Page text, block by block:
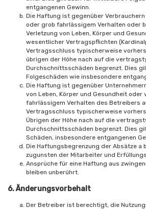
entgangenen Gewinn.
Die Haftung ist gegenüber
oder grob fahrlässigem Verhalten oder
Verletzung von Leben, Körper und
wesentlicher Vertragspflichten
Vertragsschluss typischerweise
übrigen der Höhe nach auf die
Durchschnittsschäden begrenzt. Dies
Folgeschäden wie insbesondere
Die Haftung ist gegenüber
von Leben, Körper und Gesundheit
fahrlässigem Verhalten des Betreibers
Vertragsschluss typischerweise
Übrigen der Höhe nach auf die
Durchschnittsschäden begrenzt. Dies
Schäden, insbesondere entgangenen
Die Haftungsbegrenzung der Absätze a
zugunsten der Mitarbeiter und
Ansprüche für eine Haftung aus
bleiben unberührt.
6. Änderungsvorbehalt
Der Betreiber ist berechtigt, die